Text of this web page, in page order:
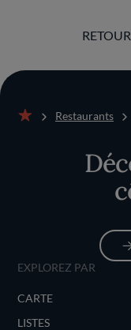
Restaurants
EXPLOREZ PAR
CARTE
LISTES